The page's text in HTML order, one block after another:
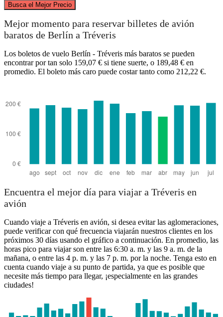
Busca el Mejor Precio
Mejor momento para reservar billetes de avión
baratos de Berlín a Tréveris
Los boletos de vuelo Berlín - Tréveris más baratos se pueden
encontrar por tan solo 159,07 € si tiene suerte, o 189,48 € en
promedio. El boleto más caro puede costar tanto como 212,22 €.
Encuentra el mejor día para viajar a Tréveris en
avión
Cuando viaje a Tréveris en avión, si desea evitar las aglomeraciones,
puede verificar con qué frecuencia viajarán nuestros clientes en los
próximos 30 días usando el gráfico a continuación. En promedio, las
horas pico para viajar son entre las 6:30 a. m. y las 9 a. m. de la
mañana, o entre las 4 p. m. y las 7 p. m. por la noche. Tenga esto en
cuenta cuando viaje a su punto de partida, ya que es posible que
necesite más tiempo para llegar, ¡especialmente en las grandes
ciudades!